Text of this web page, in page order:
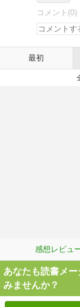
コメント(0)
最初
感想レビュ
あなたも読書メ
みませんか？